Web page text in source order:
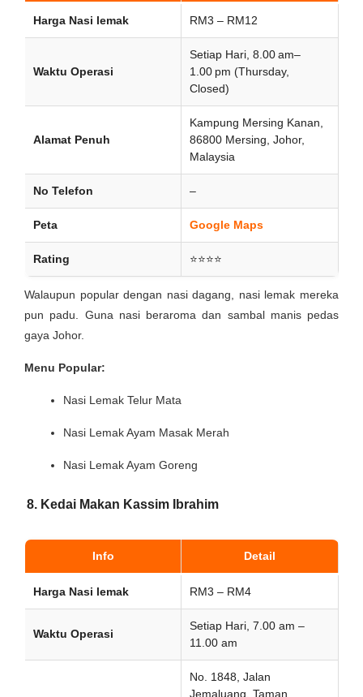
Harga Nasi lemak RM3 – RM12
Waktu Operasi
Setiap Hari, 8.00 am–
1.00 pm (Thursday,
Closed)
Alamat Penuh
Kampung Mersing Kanan,
86800 Mersing, Johor,
Malaysia
No Telefon –
Peta Google Maps
Rating ⭐⭐⭐⭐
Walaupun popular dengan nasi dagang, nasi lemak mereka
pun padu. Guna nasi beraroma dan sambal manis pedas
gaya Johor.
Menu Popular:
Nasi Lemak Telur Mata
Nasi Lemak Ayam Masak Merah
Nasi Lemak Ayam Goreng
8. Kedai Makan Kassim Ibrahim
Info Detail
Harga Nasi lemak RM3 – RM4
Waktu Operasi
Setiap Hari, 7.00 am –
11.00 am
No. 1848, Jalan
Jemaluang, Taman